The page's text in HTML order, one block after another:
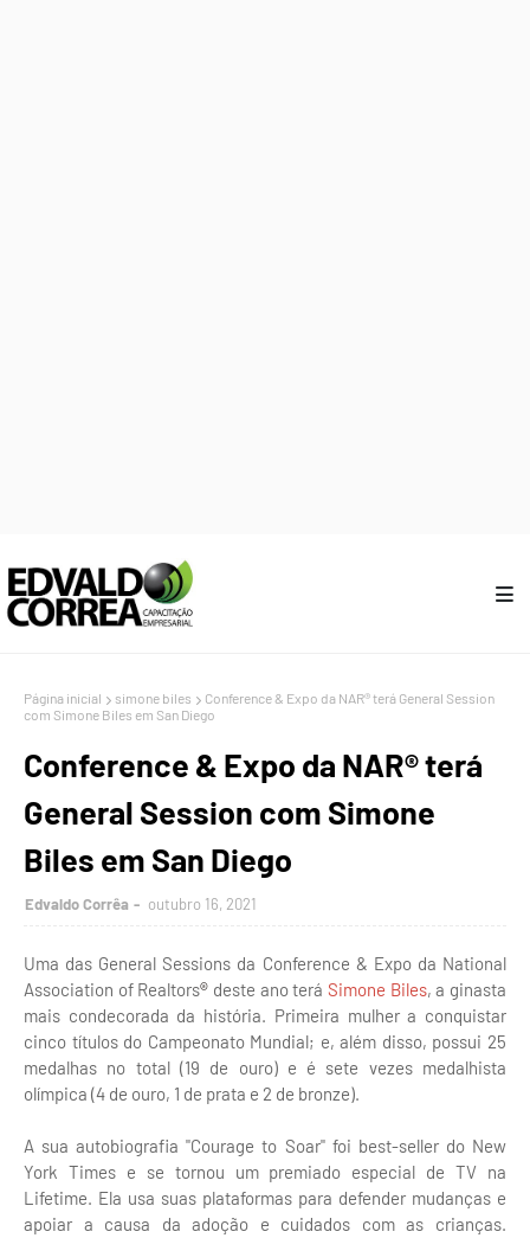
Página inicial simone biles
Conference & Expo da NAR® terá General Session
com Simone Biles em San Diego
Conference & Expo da NAR® terá
General Session com Simone
Biles em San Diego
Edvaldo Corrêa outubro 16, 2021
Uma das General Sessions da Conference & Expo da National
Association of Realtors® deste ano teráSimone Biles, a ginasta
mais condecorada da história. Primeira mulher a conquistar
cinco títulos do Campeonato Mundial; e, além disso, possui 25
medalhas no total (19 de ouro) e é sete vezes medalhista
olímpica (4 de ouro, 1 de prata e 2 de bronze).
A sua autobiografia "Courage to Soar" foi best-seller do New
York Times e se tornou um premiado especial de TV na
Lifetime. Ela usa suas plataformas para defender mudanças e
apoiar a causa da adoção e cuidados com as crianças.